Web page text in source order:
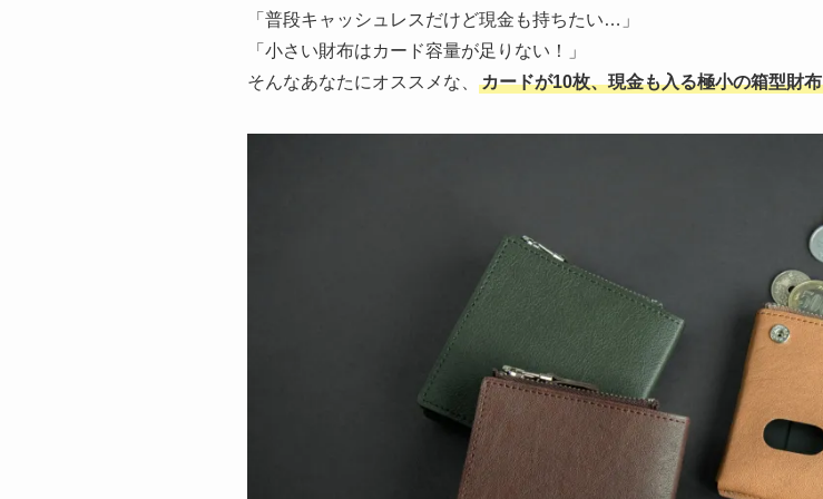
「普段キャッシュレスだけど現金も持ちたい…」
「小さい財布はカード容量が足りない！」
そんなあなたにオススメな、
カードが10枚、現金も入る極小の箱型財布